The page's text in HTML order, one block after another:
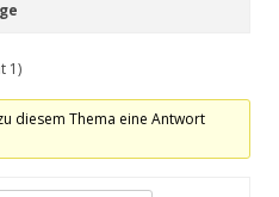
1)
diesem Thema eine Antwort